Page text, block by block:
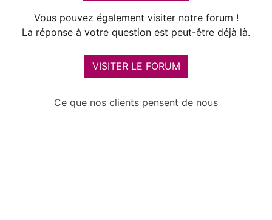
Vous pouvez également visiter notre forum !
La réponse à votre question est peut-être déjà là.
VISITER LE FORUM
Ce que nos clients pensent de nous